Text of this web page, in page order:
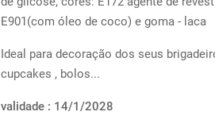
E901(com óleo de coco) e goma - laca
Ideal para decoração dos seus
cupcakes , bolos...
validade : 14/1/2028